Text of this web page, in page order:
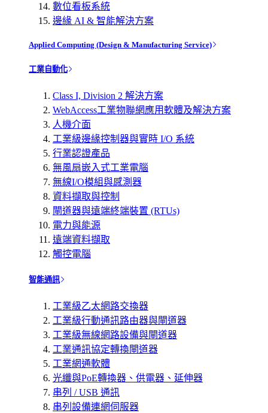
數位看板系統
邊緣 AI & 智能解決方案
Applied Computing (Design & Manufacturing Service)
工業自動化
Class I, Division 2 解決方案
WebAccess工業物聯網應用軟體及解決方案
人機介面
工業級邊緣控制器與實時 I/O 系統
行業認證產品
無風扇嵌入式工業電腦
無線I/O模組與感測器
資料擷取與控制
閘道器與遠端終端裝置 (RTUs)
電力與能源
遠端資料擷取
觸控電腦
智能通訊
工業級乙太網路交換器
工業級行動通訊路由器與閘道器
工業級無線網路設備與閘道器
工業通訊協定轉換閘道器
工業網通軟體
光纖與PoE轉換器、供電器、延伸器
串列 / USB 通訊
串列設備連網伺服器